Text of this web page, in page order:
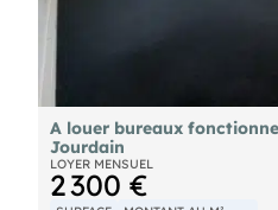
- 4800 Euros pour le
prorata de la surface
A louer bureaux
Jourdain
LOYER MENSUEL
2 300 €